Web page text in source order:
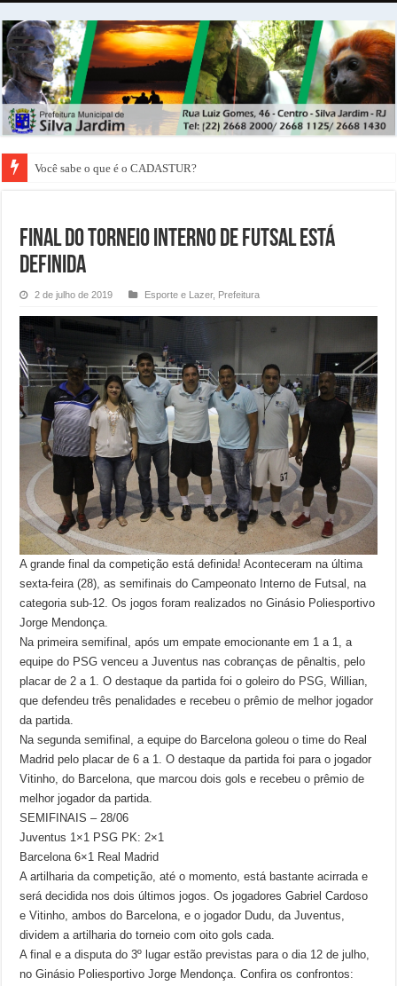
Você sabe o que é o CADASTUR?
Final do Torneio Interno de Futsal está
Definida
2 de julho de 2019 Esporte e Lazer, Prefeitura
A grande final da competição está definida! Aconteceram na última
sexta-feira (28), as semifinais do Campeonato Interno de Futsal, na
categoria sub-12. Os jogos foram realizados no Ginásio Poliesportivo
Jorge Mendonça.
Na primeira semifinal, após um empate emocionante em 1 a 1, a
equipe do PSG venceu a Juventus nas cobranças de pênaltis, pelo
placar de 2 a 1. O destaque da partida foi o goleiro do PSG, Willian,
que defendeu três penalidades e recebeu o prêmio de melhor jogador
da partida.
Na segunda semifinal, a equipe do Barcelona goleou o time do Real
Madrid pelo placar de 6 a 1. O destaque da partida foi para o jogador
Vitinho, do Barcelona, que marcou dois gols e recebeu o prêmio de
melhor jogador da partida.
SEMIFINAIS – 28/06
Juventus 1×1 PSG PK: 2×1
Barcelona 6×1 Real Madrid
A artilharia da competição, até o momento, está bastante acirrada e
será decidida nos dois últimos jogos. Os jogadores Gabriel Cardoso
e Vitinho, ambos do Barcelona, e o jogador Dudu, da Juventus,
dividem a artilharia do torneio com oito gols cada.
A final e a disputa do 3º lugar estão previstas para o dia 12 de julho,
no Ginásio Poliesportivo Jorge Mendonça. Confira os confrontos: